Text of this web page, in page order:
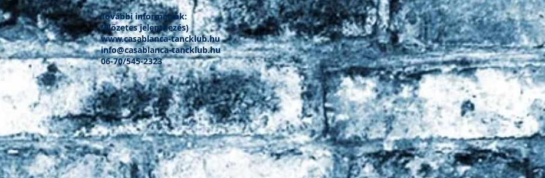
További információk:
(Előzetes jelentkezés)
www.casablanca-tancklub.hu
info@casablanca-tancklub.hu
06-70/545-2323